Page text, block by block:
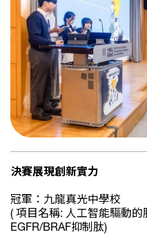
決賽展現創新實力
冠軍：九龍真光中學校
( 項目名稱: 人工智能驅動
EGFR/BRAF抑制肽)